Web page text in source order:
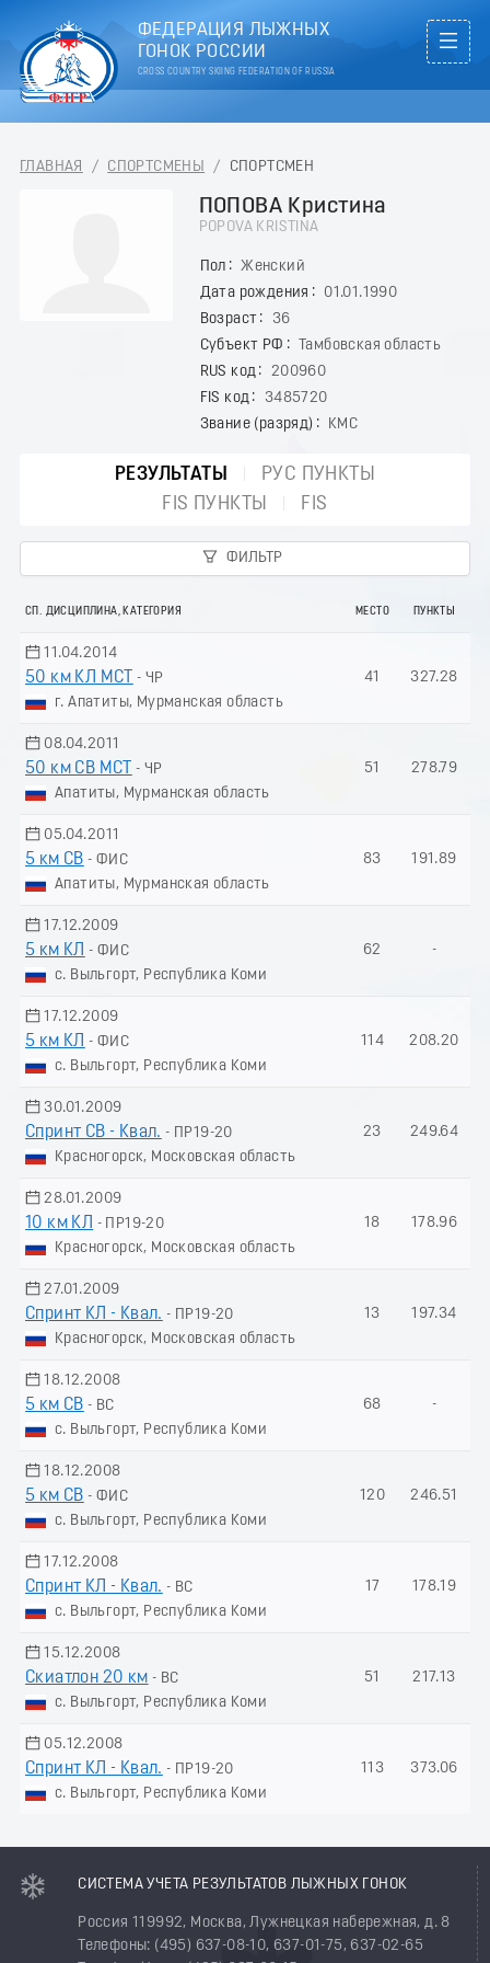
ФЕДЕРАЦИЯ ЛЫЖНЫХ
ГОНОК РОССИИ
CROSS COUNTRY SKIING FEDERATION OF RUSSIA
ГЛАВНАЯ / СПОРТСМЕНЫ / СПОРТСМЕН
ПОПОВА Кристина
POPOVA KRISTINA
Пол
Женский
Дата рождения
01.01.1990
Возраст
36
Субъект РФ
Тамбовская область
RUS код
200960
FIS код
3485720
Звание (разряд)
КМС
РЕЗУЛЬТАТЫ
РУС ПУНКТЫ
FIS ПУНКТЫ
FIS
ФИЛЬТР
СП. ДИСЦИПЛИНА, КАТЕГОРИЯ МЕСТО ПУНКТЫ
11.04.2014
50 км КЛ МСТ
- ЧР
г. Апатиты, Мурманская область
41 327.28
08.04.2011
50 км СВ МСТ
- ЧР
Апатиты, Мурманская область
51 278.79
05.04.2011
5 км СВ - ФИС
Апатиты, Мурманская область
83 191.89
17.12.2009
5 км КЛ
- ФИС
с. Выльгорт, Республика Коми
62 -
17.12.2009
5 км КЛ
- ФИС
с. Выльгорт, Республика Коми
114 208.20
30.01.2009
Спринт СВ - Квал. - ПР19-20
Красногорск, Московская область
23 249.64
28.01.2009
10 км КЛ
- ПР19-20
Красногорск, Московская область
18 178.96
27.01.2009
Спринт КЛ - Квал. - ПР19-20
Красногорск, Московская область
13 197.34
18.12.2008
5 км СВ - ВС
с. Выльгорт, Республика Коми
68 -
18.12.2008
5 км СВ - ФИС
с. Выльгорт, Республика Коми
120 246.51
17.12.2008
Спринт КЛ - Квал. - ВС
с. Выльгорт, Республика Коми
17 178.19
15.12.2008
Скиатлон 20 км - ВС
с. Выльгорт, Республика Коми
51 217.13
05.12.2008
Спринт КЛ - Квал. - ПР19-20
с. Выльгорт, Республика Коми
113 373.06
СИСТЕМА УЧЕТА РЕЗУЛЬТАТОВ ЛЫЖНЫХ ГОНОК
Россия 119992, Москва, Лужнецкая набережная, д. 8
Телефоны: (495) 637-08-10, 637-01-75, 637-02-65